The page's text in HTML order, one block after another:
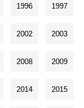
1996 1997
2002 2003
2008 2009
2014 2015